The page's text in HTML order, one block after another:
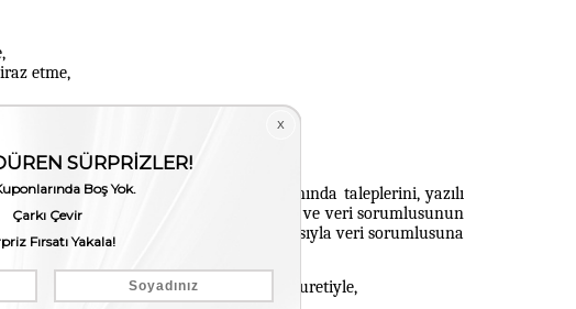
etme,
maddesinde belirtilen hakları kapsamında taleplerini, yazılı
veri sorumlusuna daha önce bildirilen ve veri sorumlusunun
bir yazılım ya da uygulama vasıtasıyla veri sorumlusuna
başvuru formunu doldurmak suretiyle,